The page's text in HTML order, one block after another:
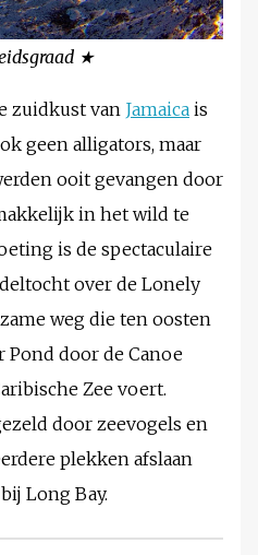
★
zuidkust van Jamaica is
geen alligators, maar
ooit gevangen door
in het wild te
is de spectaculaire
over de Lonely
weg die ten oosten
door de Canoe
Zee voert.
door zeevogels en
plekken afslaan
Long Bay.